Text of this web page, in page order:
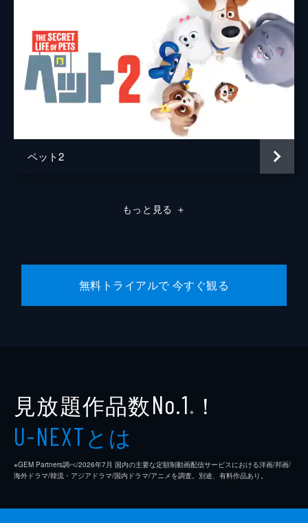
ペット2
もっと見る ＋
無料トライアルで 今すぐ観る
見放題作品数No.1 ※ ！
U-NEXTとは
※GEM Partners調べ/2026年7⽉ 国内の主要な定額制動画配信サービスにおける洋画/邦画/
海外ドラマ/韓流・アジアドラマ/国内ドラマ/アニメを調査。別途、有料作品あり。